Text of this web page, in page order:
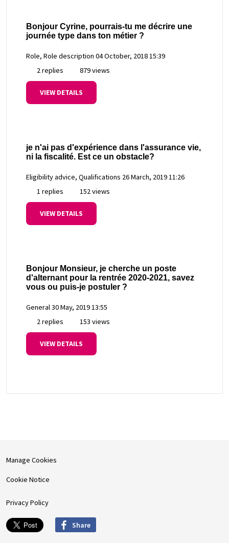
Bonjour Cyrine, pourrais-tu me décrire une
journée type dans ton métier ?
Role, Role description 04 October, 2018 15:39
2 replies
879 views
VIEW DETAILS
je n'ai pas d'expérience dans l'assurance vie,
ni la fiscalité. Est ce un obstacle?
Eligibility advice, Qualifications 26 March, 2019 11:26
1 replies
152 views
VIEW DETAILS
Bonjour Monsieur, je cherche un poste
d'alternant pour la rentrée 2020-2021, savez
vous ou puis-je postuler ?
General30 May, 2019 13:55
2 replies
153 views
VIEW DETAILS
Manage Cookies
Cookie Notice
Privacy Policy
Share